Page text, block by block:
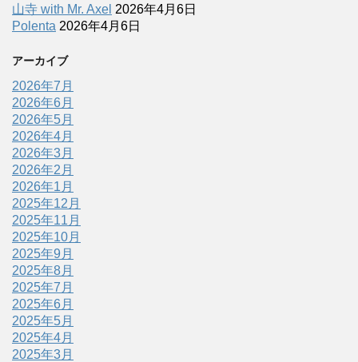
山寺 with Mr. Axel 2026年4月6日
Polenta 2026年4月6日
アーカイブ
2026年7月
2026年6月
2026年5月
2026年4月
2026年3月
2026年2月
2026年1月
2025年12月
2025年11月
2025年10月
2025年9月
2025年8月
2025年7月
2025年6月
2025年5月
2025年4月
2025年3月